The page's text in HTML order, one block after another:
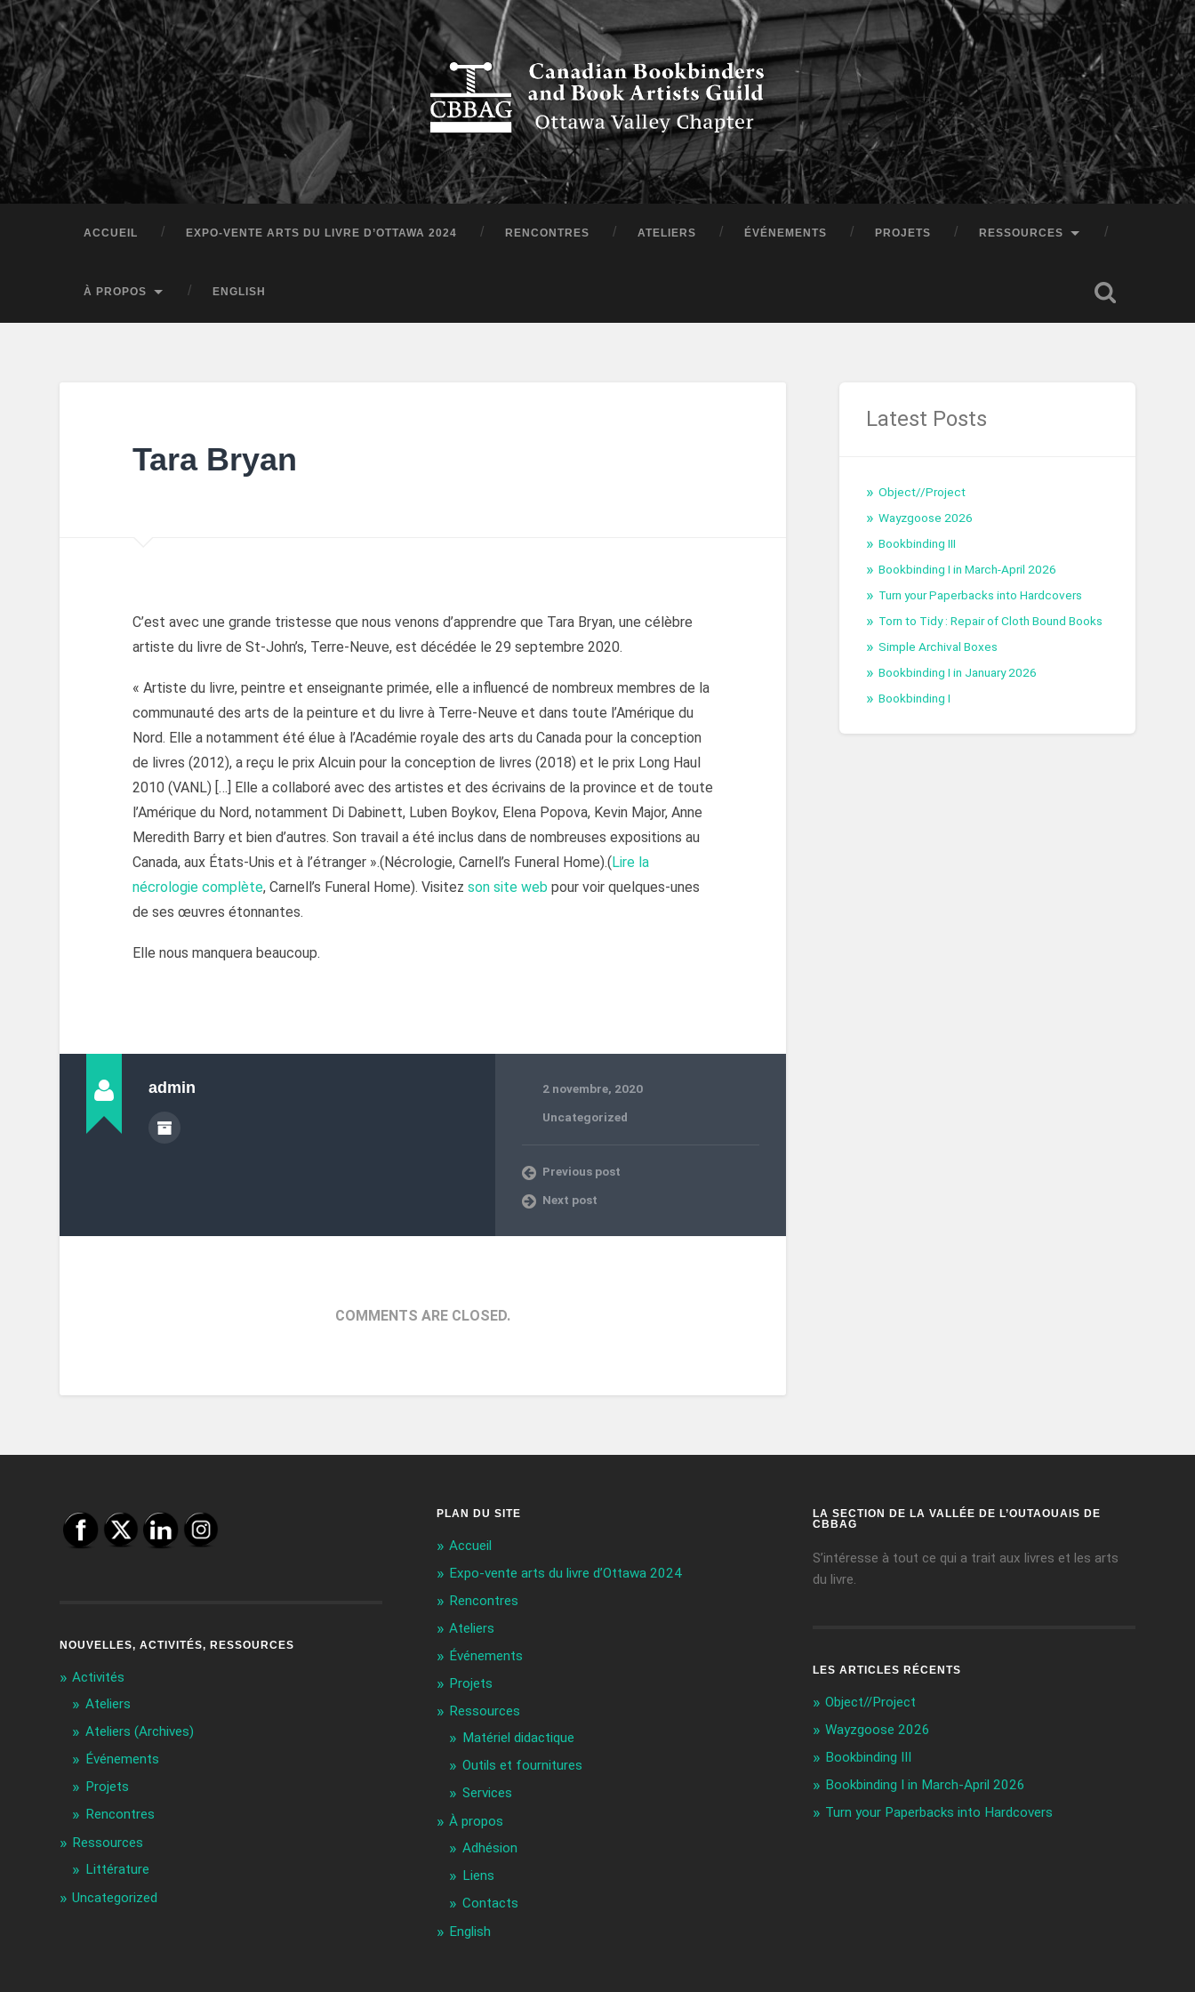
ACCUEIL EXPO-VENTE ARTS DU LIVRE D’OTTAWA 2024 RENCONTRES ATELIERS ÉVÉNEMENTS PROJETS RESSOURCES
À PROPOS ENGLISH
Tara Bryan
C’est avec une grande tristesse que nous venons d’apprendre que Tara Bryan, une célèbre
artiste du livre de St-John’s, Terre-Neuve, est décédée le 29 septembre 2020.
« Artiste du livre, peintre et enseignante primée, elle a influencé de nombreux membres de la
communauté des arts de la peinture et du livre à Terre-Neuve et dans toute l’Amérique du
Nord. Elle a notamment été élue à l’Académie royale des arts du Canada pour la conception
de livres (2012), a reçu le prix Alcuin pour la conception de livres (2018) et le prix Long Haul
2010 (VANL) […] Elle a collaboré avec des artistes et des écrivains de la province et de toute
l’Amérique du Nord, notamment Di Dabinett, Luben Boykov, Elena Popova, Kevin Major, Anne
Meredith Barry et bien d’autres. Son travail a été inclus dans de nombreuses expositions au
Canada, aux États-Unis et à l’étranger ».(Nécrologie, Carnell’s Funeral Home).(Lire la
nécrologie complète, Carnell’s Funeral Home). Visitez son site webpour voir quelques-unes
de ses œuvres étonnantes.
Elle nous manquera beaucoup.
admin
2 novembre, 2020
Uncategorized
Previous post
Next post
COMMENTS ARE CLOSED.
Latest Posts
Object//Project
Wayzgoose 2026
Bookbinding III
Bookbinding I in March-April 2026
Turn your Paperbacks into Hardcovers
Torn to Tidy : Repair of Cloth Bound Books
Simple Archival Boxes
Bookbinding I in January 2026
Bookbinding I
NOUVELLES, ACTIVITÉS, RESSOURCES
Activités
Ateliers
Ateliers (Archives)
Événements
Projets
Rencontres
Ressources
Littérature
Uncategorized
PLAN DU SITE
Accueil
Expo-vente arts du livre d’Ottawa 2024
Rencontres
Ateliers
Événements
Projets
Ressources
Matériel didactique
Outils et fournitures
Services
À propos
Adhésion
Liens
Contacts
English
LA SECTION DE LA VALLÉE DE L’OUTAOUAIS DE
CBBAG
S’intéresse à tout ce qui a trait aux livres et les arts
du livre.
LES ARTICLES RÉCENTS
Object//Project
Wayzgoose 2026
Bookbinding III
Bookbinding I in March-April 2026
Turn your Paperbacks into Hardcovers